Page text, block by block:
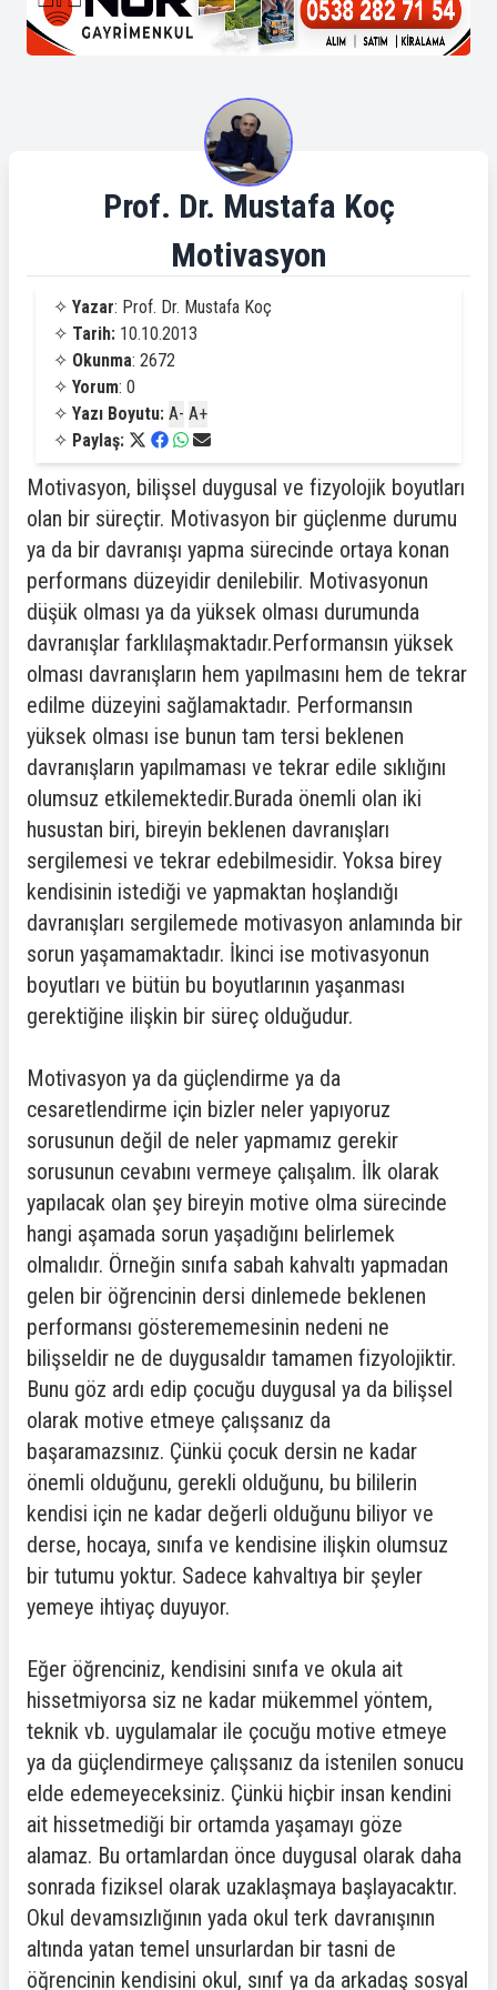
Prof. Dr. Mustafa Koç
Motivasyon
✧ Yazar: Prof. Dr. Mustafa Koç
✧ Tarih: 10.10.2013
✧ Okunma: 2672
✧ Yorum: 0
✧ Yazı Boyutu: A- A+
✧ Paylaş:
Motivasyon, bilişsel duygusal ve fizyolojik boyutları
olan bir süreçtir. Motivasyon bir güçlenme durumu
ya da bir davranışı yapma sürecinde ortaya konan
performans düzeyidir denilebilir. Motivasyonun
düşük olması ya da yüksek olması durumunda
davranışlar farklılaşmaktadır.Performansın yüksek
olması davranışların hem yapılmasını hem de tekrar
edilme düzeyini sağlamaktadır. Performansın
yüksek olması ise bunun tam tersi beklenen
davranışların yapılmaması ve tekrar edile sıklığını
olumsuz etkilemektedir.Burada önemli olan iki
husustan biri, bireyin beklenen davranışları
sergilemesi ve tekrar edebilmesidir. Yoksa birey
kendisinin istediği ve yapmaktan hoşlandığı
davranışları sergilemede motivasyon anlamında bir
sorun yaşamamaktadır. İkinci ise motivasyonun
boyutları ve bütün bu boyutlarının yaşanması
gerektiğine ilişkin bir süreç olduğudur.
Motivasyon ya da güçlendirme ya da
cesaretlendirme için bizler neler yapıyoruz
sorusunun değil de neler yapmamız gerekir
sorusunun cevabını vermeye çalışalım. İlk olarak
yapılacak olan şey bireyin motive olma sürecinde
hangi aşamada sorun yaşadığını belirlemek
olmalıdır. Örneğin sınıfa sabah kahvaltı yapmadan
gelen bir öğrencinin dersi dinlemede beklenen
performansı gösterememesinin nedeni ne
bilişseldir ne de duygusaldır tamamen fizyolojiktir.
Bunu göz ardı edip çocuğu duygusal ya da bilişsel
olarak motive etmeye çalışsanız da
başaramazsınız. Çünkü çocuk dersin ne kadar
önemli olduğunu, gerekli olduğunu, bu bililerin
kendisi için ne kadar değerli olduğunu biliyor ve
derse, hocaya, sınıfa ve kendisine ilişkin olumsuz
bir tutumu yoktur. Sadece kahvaltıya bir şeyler
yemeye ihtiyaç duyuyor.
Eğer öğrenciniz, kendisini sınıfa ve okula ait
hissetmiyorsa siz ne kadar mükemmel yöntem,
teknik vb. uygulamalar ile çocuğu motive etmeye
ya da güçlendirmeye çalışsanız da istenilen sonucu
elde edemeyeceksiniz. Çünkü hiçbir insan kendini
ait hissetmediği bir ortamda yaşamayı göze
alamaz. Bu ortamlardan önce duygusal olarak daha
sonrada fiziksel olarak uzaklaşmaya başlayacaktır.
Okul devamsızlığının yada okul terk davranışının
altında yatan temel unsurlardan bir tasni de
öğrencinin kendisini okul, sınıf ya da arkadaş sosyal